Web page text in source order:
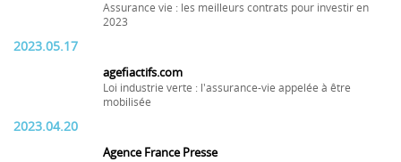
Assurance vie : les meilleurs contrats pour investir en
2023
2023.05.17
agefiactifs.com
Loi industrie verte : l'assurance-vie appelée à être
mobilisée
2023.04.20
Agence France Presse